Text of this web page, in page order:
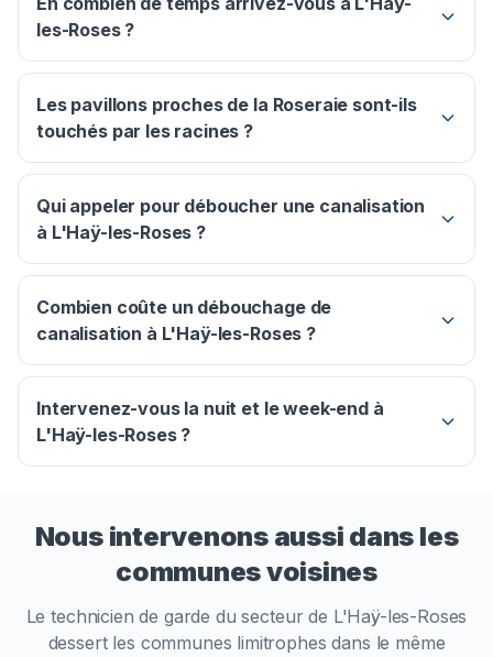
les-Roses ?
Les pavillons proches de la Roseraie sont-ils
touchés par les racines ?
Qui appeler pour déboucher une canalisation
à L'Haÿ-les-Roses ?
Combien coûte un débouchage de
canalisation à L'Haÿ-les-Roses ?
Intervenez-vous la nuit et le week-end à
L'Haÿ-les-Roses ?
Nous intervenons aussi dans les
communes voisines
Le technicien de garde du secteur de L'Haÿ-les-Roses
dessert les communes limitrophes dans le même